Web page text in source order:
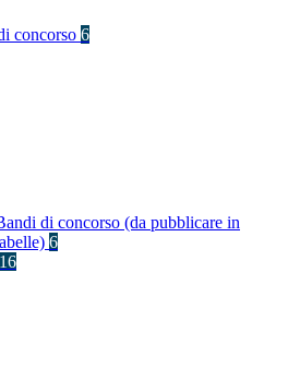
concorso 6
di concorso (da pubblicare in
6
16